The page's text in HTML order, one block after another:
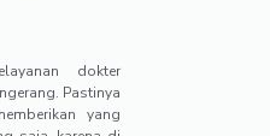
dokter
Pastinya
yang